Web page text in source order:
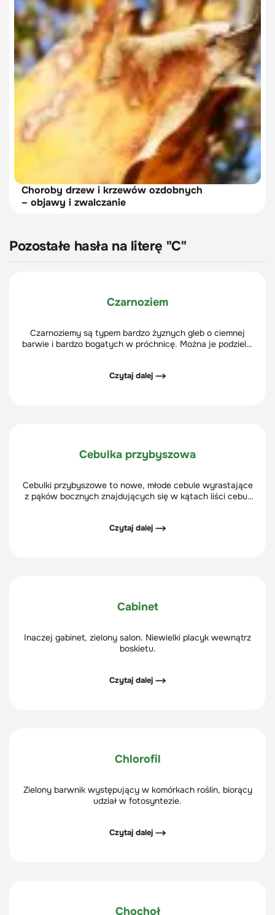
Choroby drzew i krzewów ozdobnych
– objawy i zwalczanie
Pozostałe hasła na literę "C"
Czarnoziem
Czarnoziemy są typem bardzo żyznych gleb o ciemnej
barwie i bardzo bogatych w próchnicę. Można je podzielić
Czytaj dalej ⟶
Cebulka przybyszowa
Cebulki przybyszowe to nowe, młode cebule wyrastające
z pąków bocznych znajdujących się w kątach liści cebuli
Czytaj dalej ⟶
Cabinet
Inaczej gabinet, zielony salon. Niewielki placyk wewnątrz
boskietu.
Czytaj dalej ⟶
Chlorofil
Zielony barwnik występujący w komórkach roślin, biorący
udział w fotosyntezie.
Czytaj dalej ⟶
Chochoł